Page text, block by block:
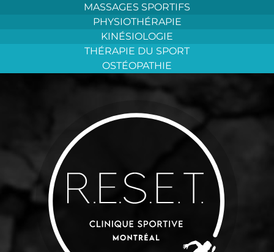
MASSAGES SPORTIFS
PHYSIOTHÉRAPIE
KINÉSIOLOGIE
THÉRAPIE DU SPORT
OSTÉOPATHIE